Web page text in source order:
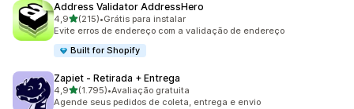
Address Validator AddressHero
4,9de 5 estrelas
(215)
215 avaliações ao todo
•Grátis para instalar
Evite erros de endereço com a validação de endereço
Built for Shopify
Zapiet ‑ Retirada + Entrega
4,9de 5 estrelas
(1.795)
1795 avaliações ao todo
•Avaliação gratuita
Agende seus pedidos de coleta, entrega e envio